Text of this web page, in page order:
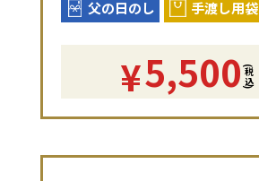
父の日のし
手渡し用袋
¥5,500(税込)